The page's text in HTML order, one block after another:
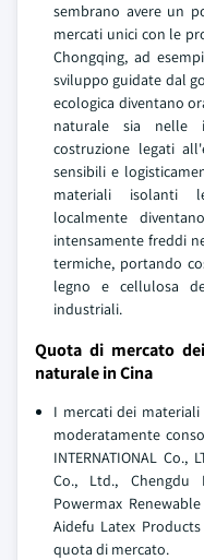
sembrano avere un
mercati unici con le
Chongqing, ad
sviluppo guidate dal
ecologica diventano
naturale sia nelle
costruzione legati
sensibili e
materiali isolanti
localmente
intensamente freddi
termiche, portando
legno e cellulosa
industriali.
Quota di mercato
naturale in Cina
I mercati dei
moderatamente
INTERNATIONAL
Co., Ltd., Chengdu
Powermax
Aidefu Latex
quota di mercato.